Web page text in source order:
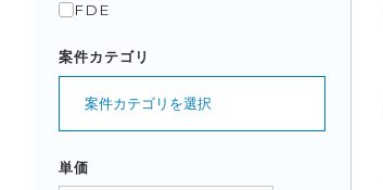
FDE
案件カテゴリ
案件カテゴリを選択
単価